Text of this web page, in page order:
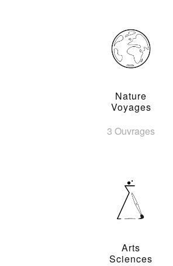
Nature
Voyages
3 Ouvrages
Arts
Sciences